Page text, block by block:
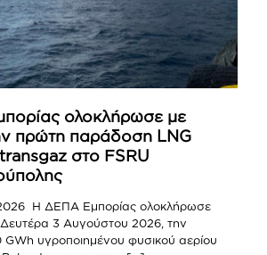
ολοκλήρωσε με
πρώτη παράδοση LNG
στο FSRU
Η ΔΕΠΑ Εμπορίας ολοκλήρωσε
Δευτέρα 3 Αυγούστου 2026, την
υγροποιημένου φυσικού αερίου